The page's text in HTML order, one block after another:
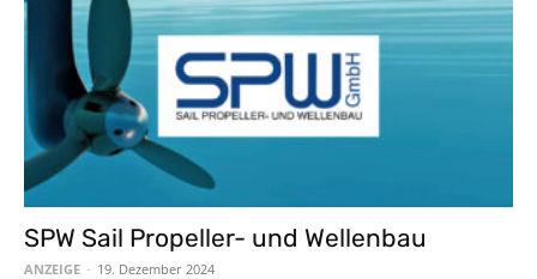
SPW Sail Propeller- und Wellenbau
ANZEIGE - 19. Dezember 2024